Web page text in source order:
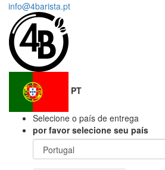
info@4barista.pt
PT
Selecione o país de entrega
por favor selecione seu país